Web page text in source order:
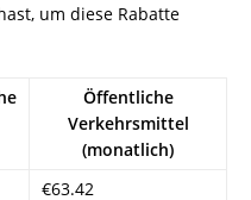
um diese Rabatte
Öffentliche
Verkehrsmittel
(monatlich)
€63.42